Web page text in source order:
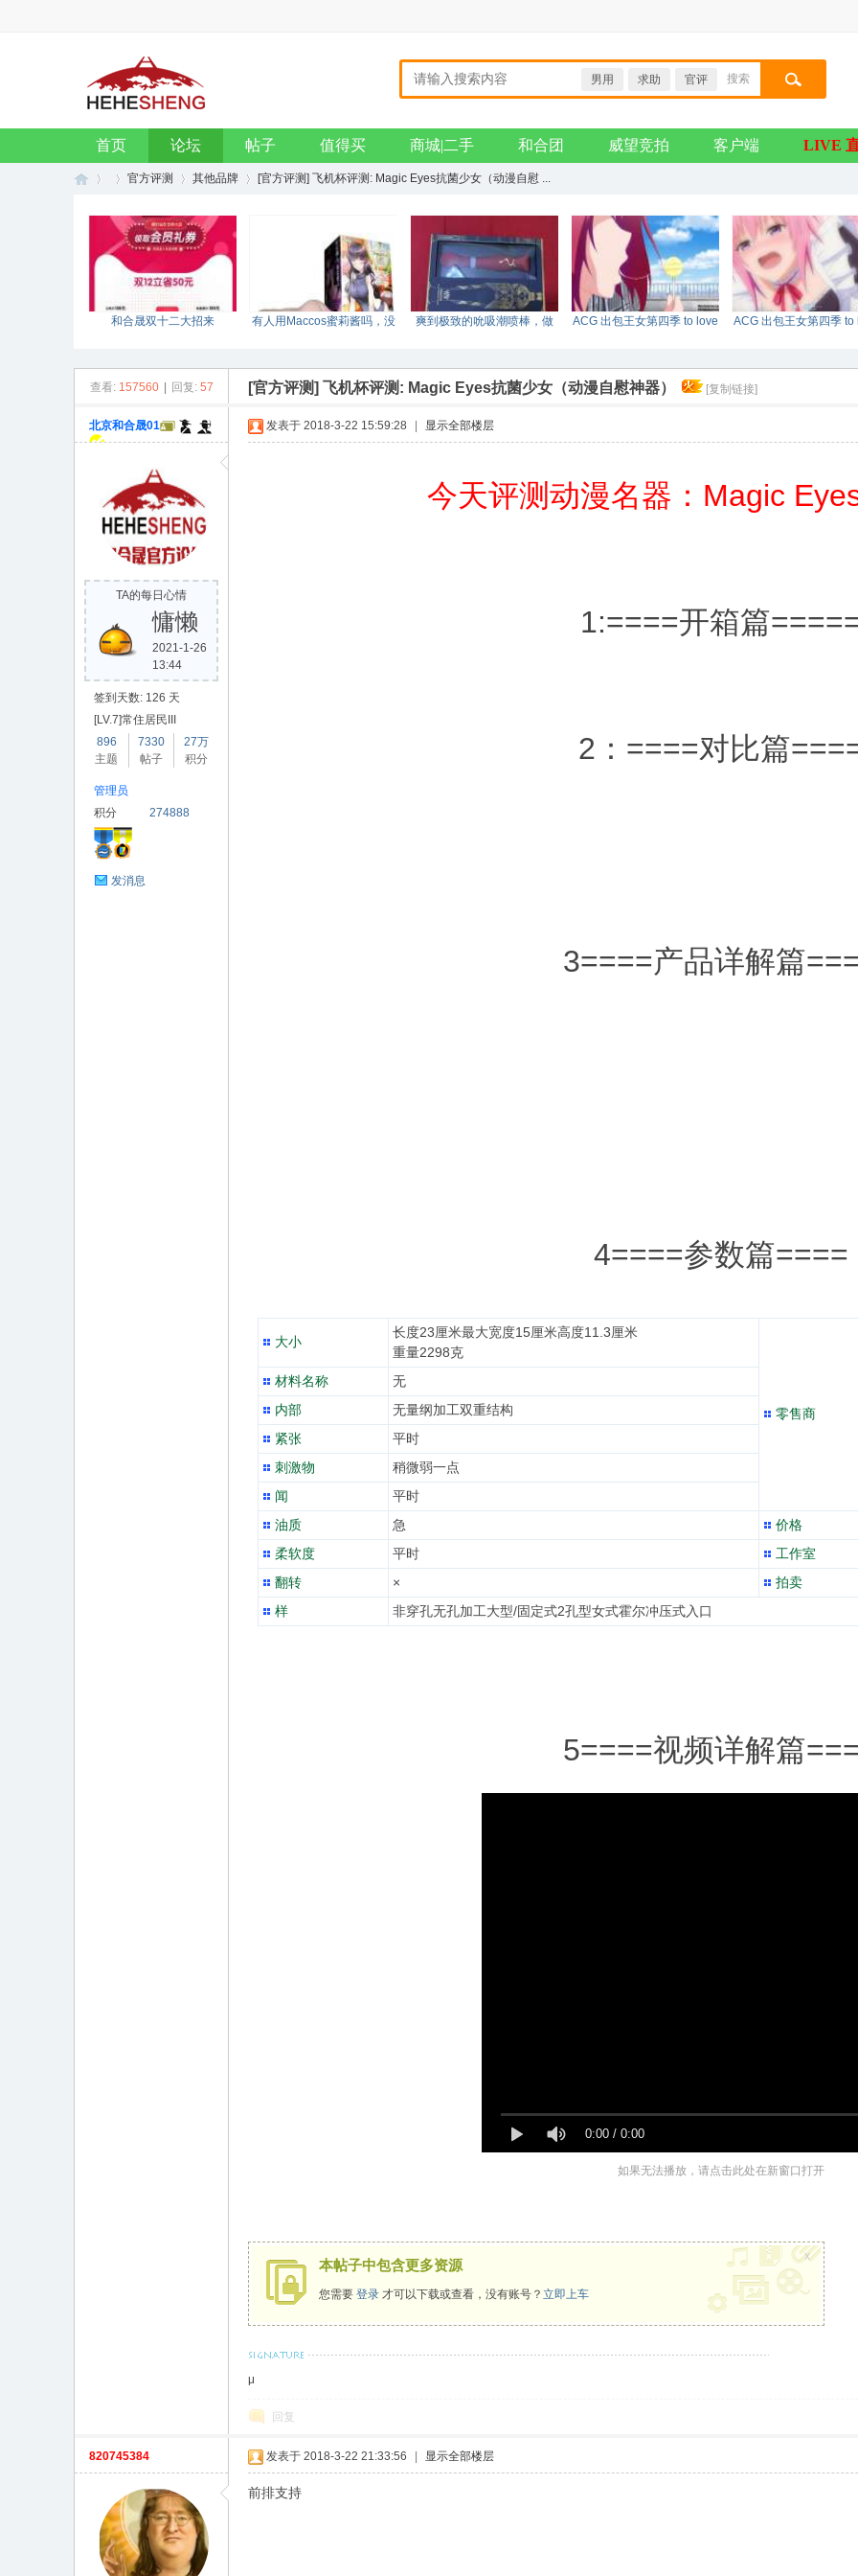
男用 求助 官评
搜索
搜索
首页 论坛 帖子 值得买 商城|二手 和合团 威望竞拍 客户端 LIVE
晟
» ›
官方评测 其他品牌 [官方评测] 飞机杯评测: Magic Eyes抗菌少女（动漫自慰 ...
和合晟双十二大招来
有人用Maccos蜜莉酱吗，没
爽到极致的吮吸潮喷棒，做
ACG 出包王女第四季 to love
ACG 出包王女第四季 to
查看: 157560 回复: 57 [官方评测] 飞机杯评测: Magic Eyes抗菌少女（动漫自慰神器） [复制链接]
北京和合晟01
TA的每日心情
慵懒
2021-1-26
13:44
签到天数: 126 天
[LV.7]常住居民III
896
主题
7330
帖子
27万
积分
管理员
积分
274888
发消息
发表于 2018-3-22 15:59:28 显示全部楼层
今天评测动漫名器：Magic
1:====开箱篇
2：====对比篇
3====产品详解篇
4====参数篇====
大小
长度23厘米最大宽度15厘米高度11.3厘米
重量2298克
零售商
材料名称
无
内部
无量纲加工双重结构
紧张
平时
刺激物
稍微弱一点
闻
平时
油质
急
价格
柔软度
平时
工作室
翻转
×
拍卖
样
非穿孔无孔加工大型/固定式2孔型女式霍尔冲压式入口
5====视频详解篇
0:00/ 0:00
如果无法播放，请点击此处在新窗口打开
本帖子中包含更多资源
您需要 登录 才可以下载或查看，没有账号？ 立即上车
x
μ
回复
820745384 发表于 2018-3-22 21:33:56 显示全部楼层
前排支持